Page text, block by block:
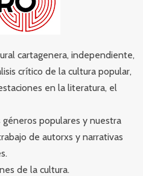
cartagenera, independiente,
crítico de la cultura popular,
en la literatura, el
populares y nuestra
de autorxs y narrativas
de la cultura.